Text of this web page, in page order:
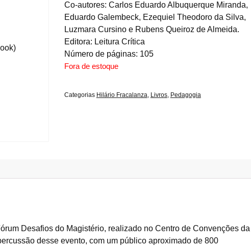
Co-autores: Carlos Eduardo Albuquerque Miranda,
Eduardo Galembeck, Ezequiel Theodoro da Silva,
Luzmara Cursino e Rubens Queiroz de Almeida.
Editora: Leitura Crítica
Número de páginas: 105
Fora de estoque
Categorias Hilário Fracalanza, Livros, Pedagogia
Desafios do Magistério, realizado no Centro de Convenções da
desse evento, com um público aproximado de 800